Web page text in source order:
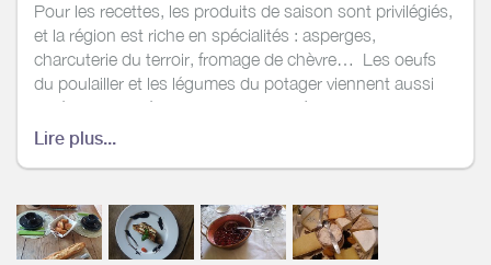
Pour les recettes, les produits de saison sont privilégiés,
et la région est riche en spécialités : asperges,
charcuterie du terroir, fromage de chèvre… Les oeufs
du poulailler et les légumes du potager viennent aussi
agrémenter le répertoire de la cuisinière, qui
vous concoctera un menu avec soin et savoir-faire. Bien
Pour le petit déjeuner, la grande table vous attend avec
jus d’oranges pressées, pains et viennoiseries tout juste
Lire plus...